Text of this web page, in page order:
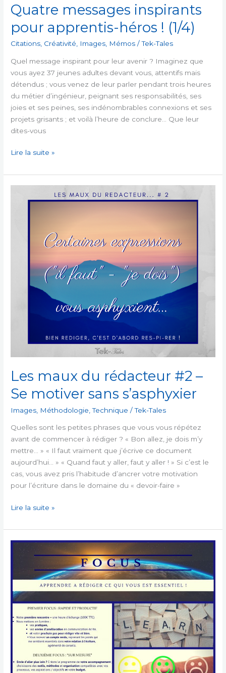
Quatre messages inspirants
pour apprentis-héros ! (1/4)
Citations, Créativité, Images, Mémos /Tek-Tales
Quel message inspirant pour leur avenir ? Imaginez que
vous ayez 37 jeunes adultes devant vous, attentifs mais
détendus ; vous venez de leur parler pendant trois heures
du métier d’ingénieur, peignant ses responsabilités, ses
joies et ses peines, ses indénombrables connexions et ses
projets grisants ; et voilà l’heure de conclure… Que leur
dites-vous
Quatre
inspirants
pour
apprentis-
Lire la suite »
Les maux du rédacteur #2 –
Se motiver sans s’asphyxier
Images Méthodologie ,Technique /Tek-Tales
Quelles sont les petites phrases que vous vous répétez
avant de commencer à rédiger ? « Bon allez, je dois m’y
mettre… » « Il faut vraiment que j’écrive ce document
aujourd’hui… » « Quand faut y aller, faut y aller ! » Si c’est le
cas, vous avez pris l’habitude d’ancrer votre motivation
pour l’écriture dans le domaine du « devoir-faire »
Les
du
rédacteur
sans
s’asphyxier
Lire la suite »